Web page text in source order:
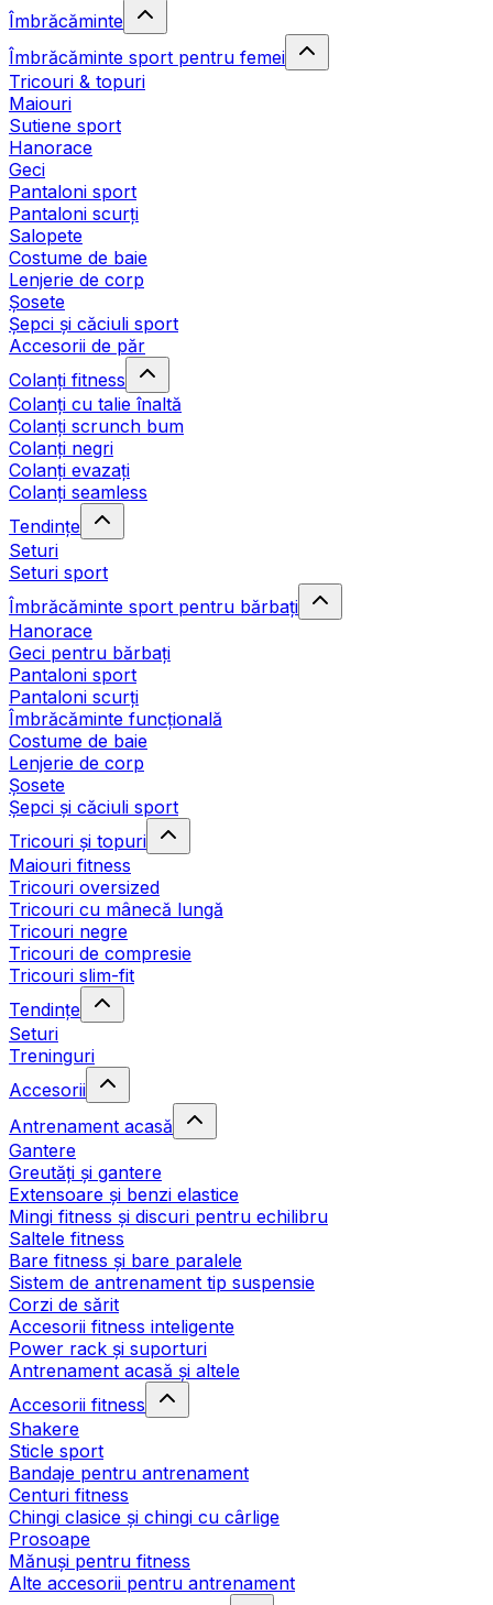
Îmbrăcăminte
Îmbrăcăminte sport pentru femei
Tricouri & topuri
Maiouri
Sutiene sport
Hanorace
Geci
Pantaloni sport
Pantaloni scurți
Salopete
Costume de baie
Lenjerie de corp
Șosete
Șepci și căciuli sport
Accesorii de păr
Colanți fitness
Colanți cu talie înaltă
Colanți scrunch bum
Colanți negri
Colanți evazați
Colanți seamless
Tendințe
Seturi
Seturi sport
Îmbrăcăminte sport pentru bărbați
Hanorace
Geci pentru bărbați
Pantaloni sport
Pantaloni scurți
Îmbrăcăminte funcțională
Costume de baie
Lenjerie de corp
Șosete
Șepci și căciuli sport
Tricouri și topuri
Maiouri fitness
Tricouri oversized
Tricouri cu mânecă lungă
Tricouri negre
Tricouri de compresie
Tricouri slim-fit
Tendințe
Seturi
Treninguri
Accesorii
Antrenament acasă
Gantere
Greutăți și gantere
Extensoare și benzi elastice
Mingi fitness și discuri pentru echilibru
Saltele fitness
Bare fitness și bare paralele
Sistem de antrenament tip suspensie
Corzi de sărit
Accesorii fitness inteligente
Power rack și suporturi
Antrenament acasă și altele
Accesorii fitness
Shakere
Sticle sport
Bandaje pentru antrenament
Centuri fitness
Chingi clasice și chingi cu cârlige
Prosoape
Mănuși pentru fitness
Alte accesorii pentru antrenament